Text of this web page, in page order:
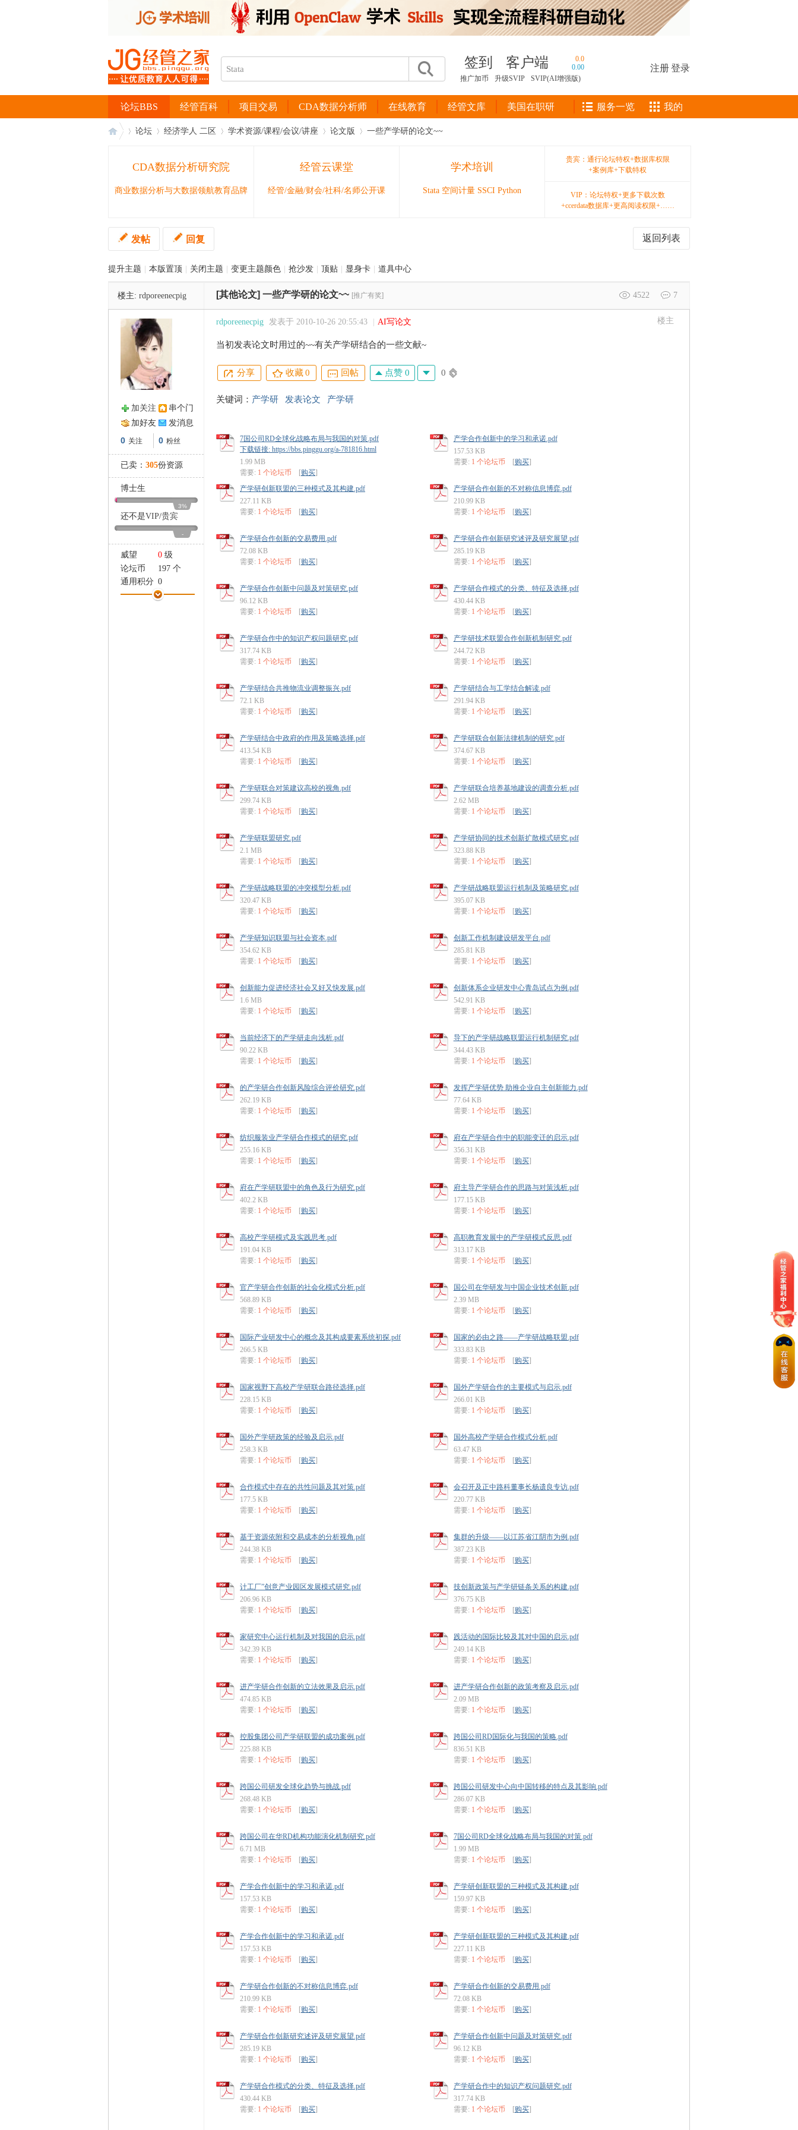
签到 客户端
0.0
0.00
推广加币
升级SVIP SVIP(AI增强版)
注册登录
经管百科 项目交易 CDA数据分析师 在线教育 经管文库 美国在职研
论坛BBS 服务一览 我的
论坛 经济学人 二区 学术资源/课程/会议/讲座 论文版 一些产学研的论文~~
CDA数据分析研究院
商业数据分析与大数据领航教育品牌
经管云课堂
经管/金融/财会/社科/名师公开课
学术培训
Stata 空间计量 SSCI Python
贵宾：通行论坛特权+数据库权限
+案例库+下载特权
VIP：论坛特权+更多下载次数
+ccerdata数据库+更高阅读权限+……
返回列表
发帖 回复
提升主题 本版置顶 关闭主题 变更主题颜色 抢沙发 顶贴 显身卡 道具中心
楼主: rdporeenecpig 4522 7
[其他论文] 一些产学研的论文~~ [推广有奖]
加关注
串个门
加好友
发消息
0 关注 0 粉丝
已卖： 305份资源
博士生
3%
还不是VIP/贵宾
-
威望 0 级
论坛币
197 个
通用积分 0
学术水平
0 点
楼主
rdporeenecpig 发表于 2010-10-26 20:55:43 AI写论文
当初发表论文时用过的~~有关产学研结合的一些文献~
分享 收藏0 回帖 点赞 0 0
关键词： 产学研 发表论文 产学研
7国公司RD全球化战略布局与我国的对策.pdf
下载链接: https://bbs.pinggu.org/a-781816.html
1.99 MB
需要: 1 个论坛币 [购买]
产学合作创新中的学习和承诺.pdf
157.53 KB
需要: 1 个论坛币 [购买]
产学研创新联盟的三种模式及其构建.pdf
227.11 KB
需要: 1 个论坛币 [购买]
产学研合作创新的不对称信息博弈.pdf
210.99 KB
需要: 1 个论坛币 [购买]
产学研合作创新的交易费用.pdf
72.08 KB
需要: 1 个论坛币 [购买]
产学研合作创新研究述评及研究展望.pdf
285.19 KB
需要: 1 个论坛币 [购买]
产学研合作创新中问题及对策研究.pdf
96.12 KB
需要: 1 个论坛币 [购买]
产学研合作模式的分类、特征及选择.pdf
430.44 KB
需要: 1 个论坛币 [购买]
产学研合作中的知识产权问题研究.pdf
317.74 KB
需要: 1 个论坛币 [购买]
产学研技术联盟合作创新机制研究.pdf
244.72 KB
需要: 1 个论坛币 [购买]
产学研结合共推物流业调整振兴.pdf
72.1 KB
需要: 1 个论坛币 [购买]
产学研结合与工学结合解读.pdf
291.94 KB
需要: 1 个论坛币 [购买]
产学研结合中政府的作用及策略选择.pdf
413.54 KB
需要: 1 个论坛币 [购买]
产学研联合创新法律机制的研究.pdf
374.67 KB
需要: 1 个论坛币 [购买]
产学研联合对策建议高校的视角.pdf
299.74 KB
需要: 1 个论坛币 [购买]
产学研联合培养基地建设的调查分析.pdf
2.62 MB
需要: 1 个论坛币 [购买]
产学研联盟研究.pdf
2.1 MB
需要: 1 个论坛币 [购买]
产学研协同的技术创新扩散模式研究.pdf
323.88 KB
需要: 1 个论坛币 [购买]
产学研战略联盟的冲突模型分析.pdf
320.47 KB
需要: 1 个论坛币 [购买]
产学研战略联盟运行机制及策略研究.pdf
395.07 KB
需要: 1 个论坛币 [购买]
产学研知识联盟与社会资本.pdf
354.62 KB
需要: 1 个论坛币 [购买]
创新工作机制建设研发平台.pdf
285.81 KB
需要: 1 个论坛币 [购买]
创新能力促进经济社会又好又快发展.pdf
1.6 MB
需要: 1 个论坛币 [购买]
创新体系企业研发中心青岛试点为例.pdf
542.91 KB
需要: 1 个论坛币 [购买]
当前经济下的产学研走向浅析.pdf
90.22 KB
需要: 1 个论坛币 [购买]
导下的产学研战略联盟运行机制研究.pdf
344.43 KB
需要: 1 个论坛币 [购买]
的产学研合作创新风险综合评价研究.pdf
262.19 KB
需要: 1 个论坛币 [购买]
发挥产学研优势 助推企业自主创新能力.pdf
77.64 KB
需要: 1 个论坛币 [购买]
纺织服装业产学研合作模式的研究.pdf
255.16 KB
需要: 1 个论坛币 [购买]
府在产学研合作中的职能变迁的启示.pdf
356.31 KB
需要: 1 个论坛币 [购买]
府在产学研联盟中的角色及行为研究.pdf
402.2 KB
需要: 1 个论坛币 [购买]
府主导产学研合作的思路与对策浅析.pdf
177.15 KB
需要: 1 个论坛币 [购买]
高校产学研模式及实践思考.pdf
191.04 KB
需要: 1 个论坛币 [购买]
高职教育发展中的产学研模式反思.pdf
313.17 KB
需要: 1 个论坛币 [购买]
官产学研合作创新的社会化模式分析.pdf
568.89 KB
需要: 1 个论坛币 [购买]
国公司在华研发与中国企业技术创新.pdf
2.39 MB
需要: 1 个论坛币 [购买]
国际产业研发中心的概念及其构成要素系统初探.pdf
266.5 KB
需要: 1 个论坛币 [购买]
国家的必由之路——产学研战略联盟.pdf
333.83 KB
需要: 1 个论坛币 [购买]
国家视野下高校产学研联合路径选择.pdf
228.15 KB
需要: 1 个论坛币 [购买]
国外产学研合作的主要模式与启示.pdf
266.01 KB
需要: 1 个论坛币 [购买]
国外产学研政策的经验及启示.pdf
258.3 KB
需要: 1 个论坛币 [购买]
国外高校产学研合作模式分析.pdf
63.47 KB
需要: 1 个论坛币 [购买]
合作模式中存在的共性问题及其对策.pdf
177.5 KB
需要: 1 个论坛币 [购买]
会召开及正中路科董事长杨遗良专访.pdf
220.77 KB
需要: 1 个论坛币 [购买]
基于资源依附和交易成本的分析视角.pdf
244.38 KB
需要: 1 个论坛币 [购买]
集群的升级——以江苏省江阴市为例.pdf
387.23 KB
需要: 1 个论坛币 [购买]
计工厂”创意产业园区发展模式研究.pdf
206.96 KB
需要: 1 个论坛币 [购买]
技创新政策与产学研链条关系的构建.pdf
376.75 KB
需要: 1 个论坛币 [购买]
家研究中心运行机制及对我国的启示.pdf
342.39 KB
需要: 1 个论坛币 [购买]
践活动的国际比较及其对中国的启示.pdf
249.14 KB
需要: 1 个论坛币 [购买]
进产学研合作创新的立法效果及启示.pdf
474.85 KB
需要: 1 个论坛币 [购买]
进产学研合作创新的政策考察及启示.pdf
2.09 MB
需要: 1 个论坛币 [购买]
控股集团公司产学研联盟的成功案例.pdf
225.88 KB
需要: 1 个论坛币 [购买]
跨国公司RD国际化与我国的策略.pdf
836.51 KB
需要: 1 个论坛币 [购买]
跨国公司研发全球化趋势与挑战.pdf
268.48 KB
需要: 1 个论坛币 [购买]
跨国公司研发中心向中国转移的特点及其影响.pdf
286.07 KB
需要: 1 个论坛币 [购买]
跨国公司在华RD机构功能演化机制研究.pdf
6.71 MB
需要: 1 个论坛币 [购买]
7国公司RD全球化战略布局与我国的对策.pdf
1.99 MB
需要: 1 个论坛币 [购买]
产学合作创新中的学习和承诺.pdf
157.53 KB
需要: 1 个论坛币 [购买]
产学研创新联盟的三种模式及其构建.pdf
159.97 KB
需要: 1 个论坛币 [购买]
产学合作创新中的学习和承诺.pdf
157.53 KB
需要: 1 个论坛币 [购买]
产学研创新联盟的三种模式及其构建.pdf
227.11 KB
需要: 1 个论坛币 [购买]
产学研合作创新的不对称信息博弈.pdf
210.99 KB
需要: 1 个论坛币 [购买]
产学研合作创新的交易费用.pdf
72.08 KB
需要: 1 个论坛币 [购买]
产学研合作创新研究述评及研究展望.pdf
285.19 KB
需要: 1 个论坛币 [购买]
产学研合作创新中问题及对策研究.pdf
96.12 KB
需要: 1 个论坛币 [购买]
产学研合作模式的分类、特征及选择.pdf
430.44 KB
需要: 1 个论坛币 [购买]
产学研合作中的知识产权问题研究.pdf
317.74 KB
需要: 1 个论坛币 [购买]